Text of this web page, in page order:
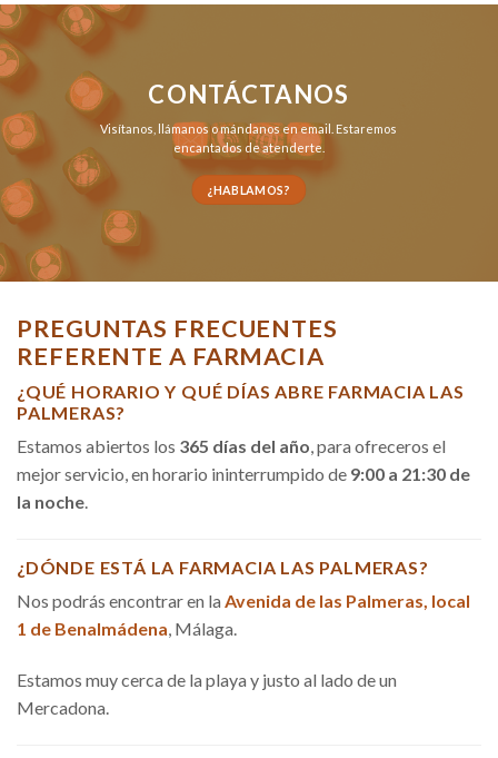
CONTÁCTANOS
Visítanos, llámanosomándanos en email . Estaremos
encantados de atenderte.
¿HABLAMOS?
PREGUNTAS FRECUENTES
REFERENTE A FARMACIA
¿QUÉ HORARIO Y QUÉ DÍAS ABRE FARMACIA LAS
PALMERAS?
Estamos abiertos los 365 días del año, para ofreceros el
mejor servicio, en horario ininterrumpido de 9:00 a 21:30 de
la noche.
¿DÓNDE ESTÁ LA FARMACIA LAS PALMERAS?
Nos podrás encontrar en la Avenida de las Palmeras, local
1 de Benalmádena, Málaga.
Estamos muy cerca de la playa y justo al lado de un
Mercadona.